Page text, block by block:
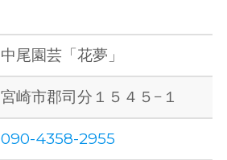
中尾園芸「花夢」
宮崎市郡司分１５４５−１
090-4358-2955